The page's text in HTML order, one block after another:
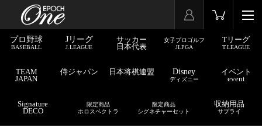
プロ野球
BASEBALL
Jリーグ
J.LEAGUE
サッカー
日本代表
女子プロゴルフ
JLPGA
Tリーグ
T.LEAGUE
TEAM
JAPAN
侍ジャパン 日本将棋連盟 Disney
ディズニー
イベント
event
Signature
DECO
限定商品
ホロスペクトラ
限定商品
シグネチャーセット
収納用品
サプライ